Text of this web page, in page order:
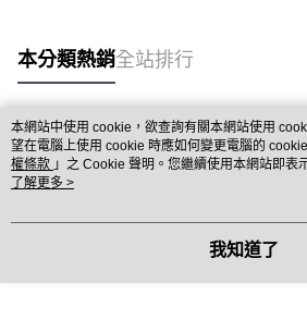
本分類熱銷全站排行
熱門標籤
本網站中使用 cookie，欲查詢有關本網站使用
望在電腦上使用 cookie 時應如何變更電腦的
權條款 」之 Cookie 聲明。您繼續使用本網站即表
用條款之 Cookie 聲明使用 cookie。
了解更多 >
我知道了